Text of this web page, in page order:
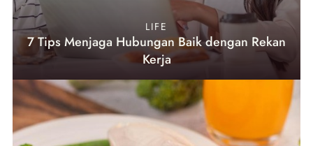
LIFE
7 Tips Menjaga Hubungan Baik dengan Rekan
Kerja